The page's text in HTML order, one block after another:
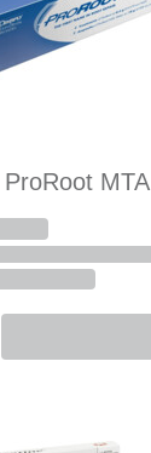
ProRoot MTA